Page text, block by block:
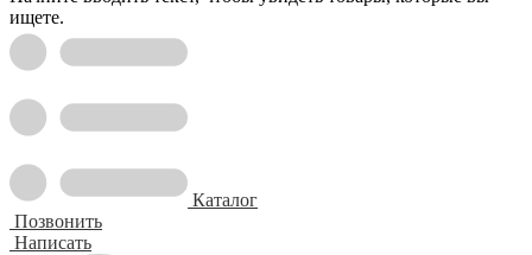
ищете.
Каталог
Позвонить
Написать